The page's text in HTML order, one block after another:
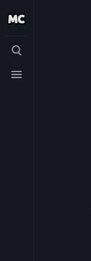
Basculer
recherche
Basculer
le